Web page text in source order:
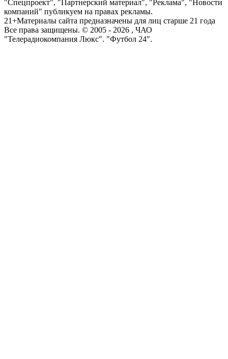
"Спецпроект", "Партнерский материал", "Реклама", "Новости
компаний" публикуем на правах рекламы.
21+Материалы сайта предназначены для лиц старше 21 года
Все права защищены. © 2005 - 2026 , ЧАО
"Телерадиокомпания Люкс". "Футбол 24".